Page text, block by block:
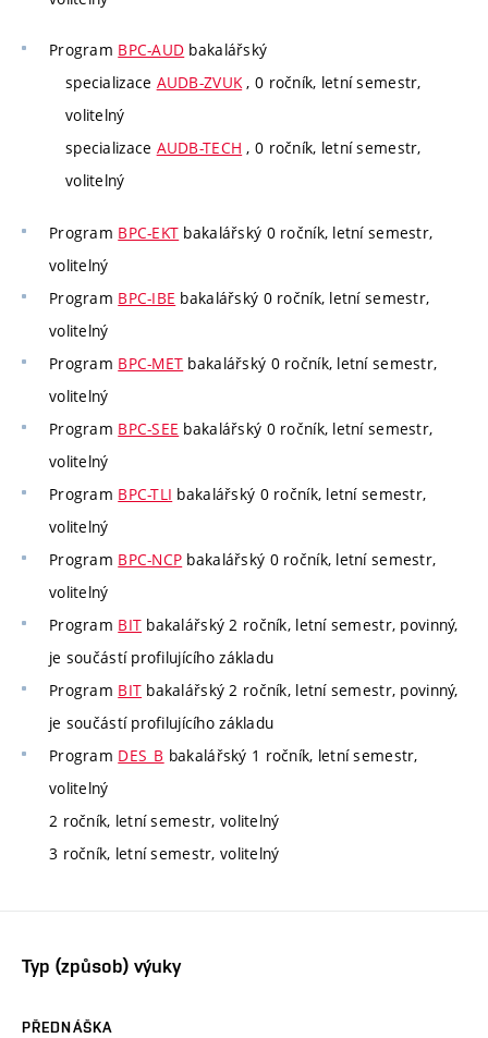
Program BPC-AUD bakalářský
specializace AUDB-ZVUK, 0 ročník, letní semestr,
volitelný
specializace AUDB-TECH , 0 ročník, letní semestr,
volitelný
Program BPC-EKT bakalářský 0 ročník, letní semestr,
volitelný
Program BPC-IBE bakalářský 0 ročník, letní semestr,
volitelný
Program BPC-MET bakalářský 0 ročník, letní semestr,
volitelný
Program BPC-SEE bakalářský 0 ročník, letní semestr,
volitelný
Program BPC-TLI bakalářský 0 ročník, letní semestr,
volitelný
Program BPC-NCP bakalářský 0 ročník, letní semestr,
volitelný
Program BIT bakalářský 2 ročník, letní semestr, povinný,
je součástí profilujícího základu
Program BIT bakalářský 2 ročník, letní semestr, povinný,
je součástí profilujícího základu
Program DES_B bakalářský 1 ročník, letní semestr,
volitelný
2 ročník, letní semestr, volitelný
3 ročník, letní semestr, volitelný
Typ (způsob) výuky
PŘEDNÁŠKA